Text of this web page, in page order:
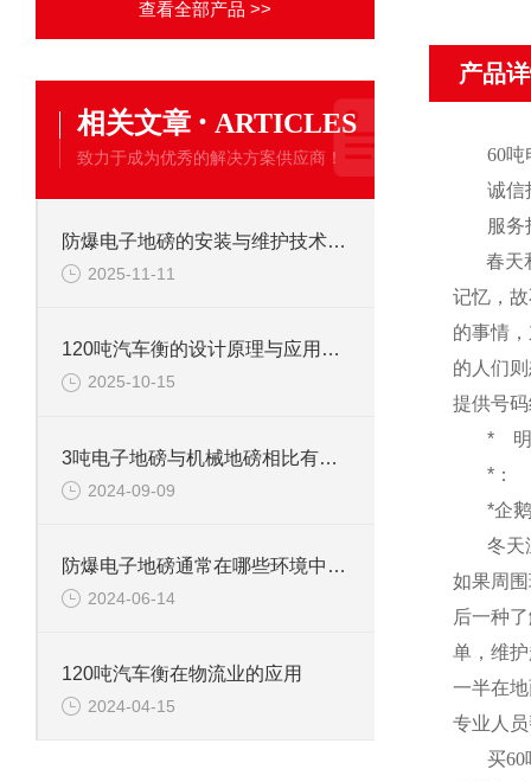
查看全部产品 >>
相关文章 · ARTICLES
致力于成为优秀的解决方案供应商！
防爆电子地磅的安装与维护技术要点
2025-11-11
120吨汽车衡的设计原理与应用领域
2025-10-15
3吨电子地磅与机械地磅相比有哪些优势？
2024-09-09
防爆电子地磅通常在哪些环境中使用？
2024-06-14
120吨汽车衡在物流业的应用
2024-04-15
产品
60吨
诚信
服务
春天
记忆，
的事情
的人们
提供号
*
*：
*企
冬天
如果周
后一种
单，维
一半在
专业人
买60